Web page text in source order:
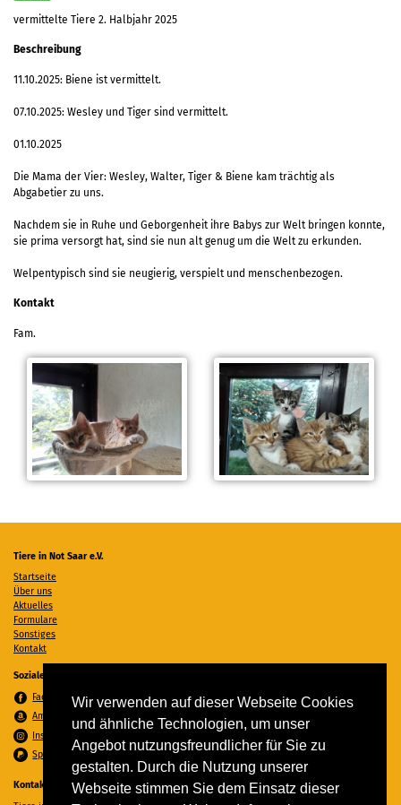
Wir verwenden auf dieser Webseite Cookies
und ähnliche Technologien, um unser
Angebot nutzungsfreundlicher für Sie zu
gestalten. Durch die Nutzung unserer
Webseite stimmen Sie dem Einsatz dieser
vermittelte Tiere 2. Halbjahr 2025
Beschreibung
11.10.2025: Biene ist vermittelt.
07.10.2025: Wesley und Tiger sind vermittelt.
01.10.2025
Die Mama der Vier: Wesley, Walter, Tiger & Biene kam trächtig als
Abgabetier zu uns.
Nachdem sie in Ruhe und Geborgenheit ihre Babys zur Welt bringen konnte,
sie prima versorgt hat, sind sie nun alt genug um die Welt zu erkunden.
Welpentypisch sind sie neugierig, verspielt und menschenbezogen.
Kontakt
Fam.
Tiere in Not Saar e.V.
Startseite
Über uns
Aktuelles
Formulare
Sonstiges
Kontakt
Soziale Medien
Facebook
Amazon Wunschzettel
Instagram
Spenden per PayPal
Kontakt